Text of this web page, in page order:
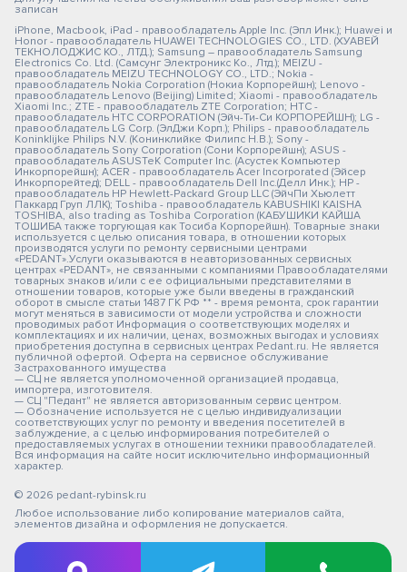
записан
iPhone, Macbook, iPad - правообладатель Apple Inc. (Эпл Инк.); Huawei и
Honor - правообладатель HUAWEI TECHNOLOGIES CO., LTD. (ХУАВЕЙ
ТЕКНОЛОДЖИС КО., ЛТД.); Samsung – правообладатель Samsung
Electronics Co. Ltd. (Самсунг Электроникс Ко., Лтд.); MEIZU -
правообладатель MEIZU TECHNOLOGY CO., LTD.; Nokia -
правообладатель Nokia Corporation (Нокиа Корпорейшн); Lenovo -
правообладатель Lenovo (Beijing) Limited; Xiaomi - правообладатель
Xiaomi Inc.; ZTE - правообладатель ZTE Corporation; HTC -
правообладатель HTC CORPORATION (Эйч-Ти-Си КОРПОРЕЙШН); LG -
правообладатель LG Corp. (ЭлДжи Корп.); Philips - правообладатель
Koninklijke Philips N.V. (Конинклийке Филипс Н.В.); Sony -
правообладатель Sony Corporation (Сони Корпорейшн); ASUS -
правообладатель ASUSTeK Computer Inc. (Асустек Компьютер
Инкорпорейшн); ACER - правообладатель Acer Incorporated (Эйсер
Инкорпорейтед); DELL - правообладатель Dell Inc.(Делл Инк.); HP -
правообладатель HP Hewlett-Packard Group LLC (ЭйчПи Хьюлетт
Паккард Груп ЛЛК); Toshiba - правообладатель KABUSHIKI KAISHA
TOSHIBA, also trading as Toshiba Corporation (КАБУШИКИ КАЙША
ТОШИБА также торгующая как Тосиба Корпорейшн). Товарные знаки
используется с целью описания товара, в отношении которых
производятся услуги по ремонту сервисными центрами
«PEDANT».Услуги оказываются в неавторизованных сервисных
центрах «PEDANT», не связанными с компаниями Правообладателями
товарных знаков и/или с ее официальными представителями в
отношении товаров, которые уже были введены в гражданский
оборот в смысле статьи 1487 ГК РФ ** - время ремонта, срок гарантии
могут меняться в зависимости от модели устройства и сложности
проводимых работ Информация о соответствующих моделях и
комплектациях и их наличии, ценах, возможных выгодах и условиях
приобретения доступна в сервисных центрах Pedant.ru. Не является
публичной офертой. Оферта на сервисное обслуживание
Застрахованного имущества
— СЦ не является уполномоченной организацией продавца,
импортера, изготовителя.
— СЦ "Педант" не является авторизованным сервис центром.
— Обозначение используется не с целью индивидуализации
соответствующих услуг по ремонту и введения посетителей в
заблуждение, а с целью информирования потребителей о
предоставляемых услугах в отношении техники правообладателей.
Вся информация на сайте носит исключительно информационный
характер.
© 2026 pedant-rybinsk.ru
Любое использование либо копирование материалов сайта,
элементов дизайна и оформления не допускается.